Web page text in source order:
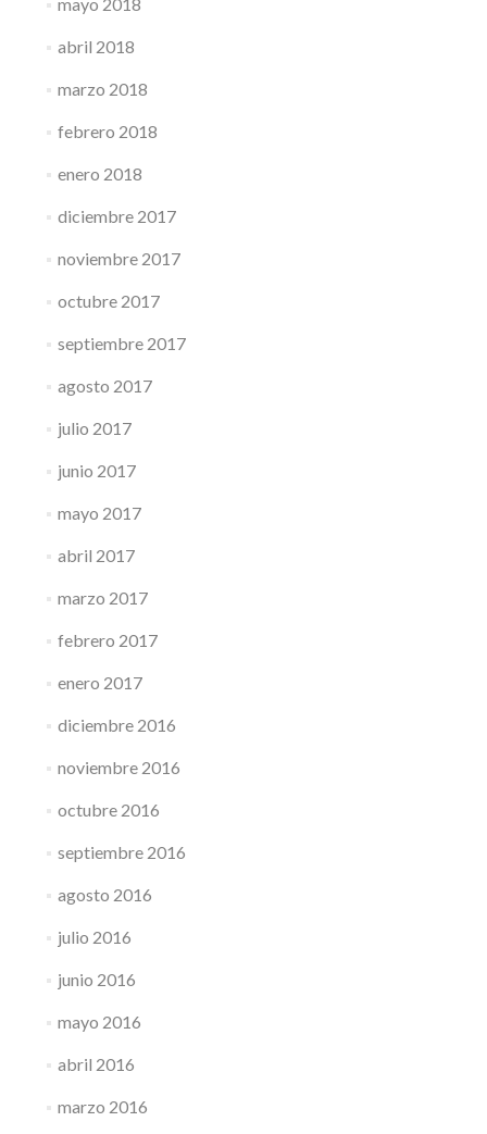
abril 2018
marzo 2018
febrero 2018
enero 2018
diciembre 2017
noviembre 2017
octubre 2017
septiembre 2017
agosto 2017
julio 2017
junio 2017
mayo 2017
abril 2017
marzo 2017
febrero 2017
enero 2017
diciembre 2016
noviembre 2016
octubre 2016
septiembre 2016
agosto 2016
julio 2016
junio 2016
mayo 2016
abril 2016
marzo 2016